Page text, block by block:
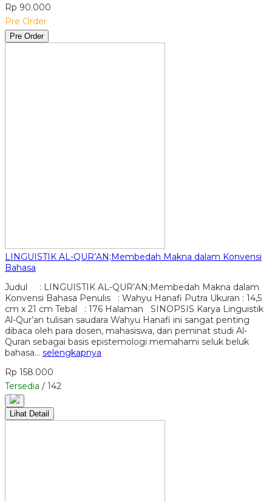
Rp 90.000
Pre Order
Pre Order
LINGUISTIK AL-QUR’AN;Membedah Makna dalam Konvensi
Bahasa
Judul : LINGUISTIK AL-QUR’AN;Membedah Makna dalam
Konvensi Bahasa Penulis : Wahyu Hanafi Putra Ukuran : 14,5
cm x 21 cm Tebal : 176 Halaman SINOPSIS Karya Linguistik
Al-Qur’an tulisan saudara Wahyu Hanafi ini sangat penting
dibaca oleh para dosen, mahasiswa, dan peminat studi Al-
Quran sebagai basis epistemologi memahami seluk beluk
bahasa… selengkapnya
Rp 158.000
Tersedia / 142
Lihat Detail